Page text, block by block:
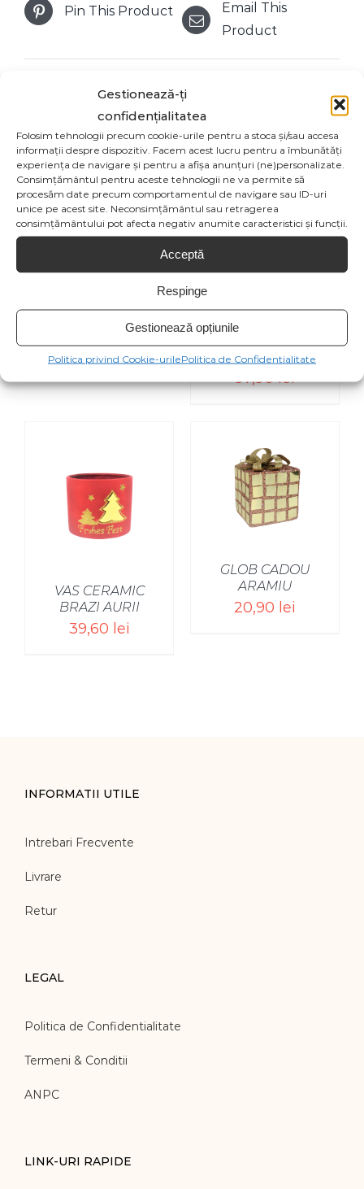
Gestionează-ți
confidențialitatea
Folosim tehnologii precum cookie-urile pentru a stoca și/sau accesa
informații despre dispozitiv. Facem acest lucru pentru a îmbunătăți
experiența de navigare și pentru a afișa anunțuri (ne)personalizate.
Consimțământul pentru aceste tehnologii ne va permite să
procesăm date precum comportamentul de navigare sau ID-uri
unice pe acest site. Neconsimțământul sau retragerea
consimțământului pot afecta negativ anumite caracteristici și funcții.
Acceptă
Respinge
Gestionează opțiunile
Politica privind Cookie-urilePolitica de Confidentialitate
Pin This Product
Email This
Product
Produse similare
GLOB SMARALD
PIATRĂ XMAS
27,50lei
SELECT OPTIONS
/
STATUETA
CERB
97,90lei
VAS CERAMIC
BRAZI AURII
39,60 lei
SELECT OPTIONS
/
GLOB CADOU
ARAMIU
20,90 lei
INFORMATII UTILE
Intrebari Frecvente
Livrare
Retur
LEGAL
Politica de Confidentialitate
Termeni & Conditii
ANPC
LINK-URI RAPIDE